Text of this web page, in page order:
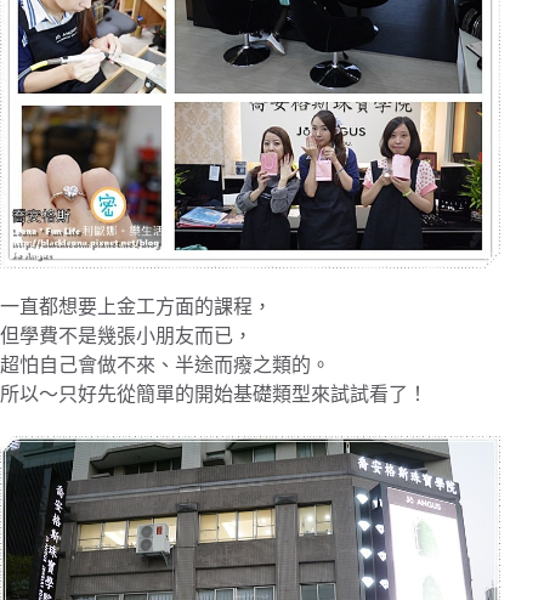
一直都想要上金工方面的課程，
但學費不是幾張小朋友而已，
超怕自己會做不來、半途而癈之類的。
所以～只好先從簡單的開始基礎類型來試試看了！